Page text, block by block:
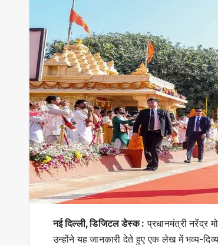
नई दिल्ली, डिजिटल डेस्क : प्रधानमंत्री नरेंद्र
उन्होंने यह जानकारी देते हुए एक लेख में भव्य-